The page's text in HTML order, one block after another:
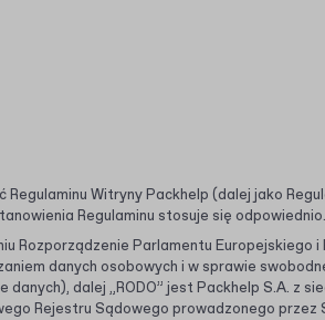
Witryny Packhelp (dalej jako
Regulaminu stosuje się odpowiednio.
Rozporządzenie Parlamentu Europejskiego i
danych osobowych i w sprawie
dalej „RODO” jest Packhelp S.A. z
Rejestru Sądowego prowadzonego przez